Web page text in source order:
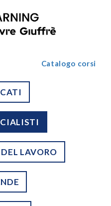
Catalogo corsi
LAVORO